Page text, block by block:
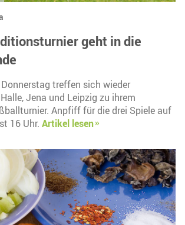
geht in die
treffen sich wieder
Jena und Leipzig zu ihrem
Anpfiff für die drei Spiele auf
16 Uhr. Artikel lesen